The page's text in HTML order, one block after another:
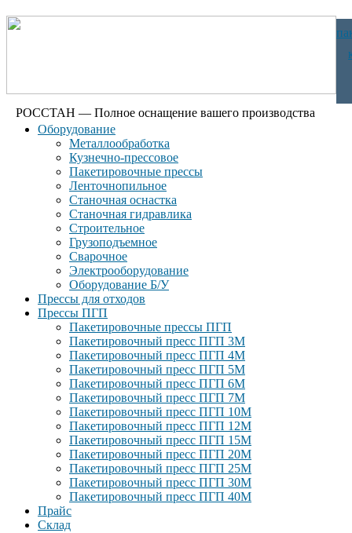
РОССТАН — Полное оснащение вашего производства
Оборудование
Металлообработка
Кузнечно-прессовое
Пакетировочные прессы
Ленточнопильное
Станочная оснастка
Станочная гидравлика
Строительное
Грузоподъемное
Сварочное
Электрооборудование
Оборудование Б/У
Прессы для отходов
Прессы ПГП
Пакетировочные прессы ПГП
Пакетировочный пресс ПГП 3М
Пакетировочный пресс ПГП 4М
Пакетировочный пресс ПГП 5М
Пакетировочный пресс ПГП 6М
Пакетировочный пресс ПГП 7М
Пакетировочный пресс ПГП 10М
Пакетировочный пресс ПГП 12М
Пакетировочный пресс ПГП 15М
Пакетировочный пресс ПГП 20М
Пакетировочный пресс ПГП 25М
Пакетировочный пресс ПГП 30М
Пакетировочный пресс ПГП 40М
Прайс
Склад